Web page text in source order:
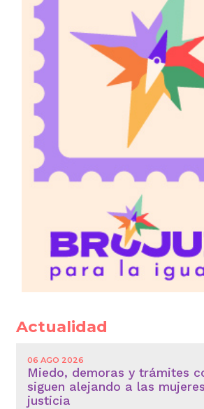
Actualidad
06 AGO 2026
Miedo, demoras y trámites
siguen alejando a las
justicia